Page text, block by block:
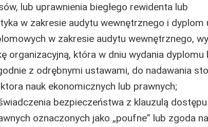
lub uprawnienia biegłego rewidenta lub
w zakresie audytu wewnętrznego i dyplom
w zakresie audytu wewnętrznego,
organizacyjną, która w dniu wydania dyplomu
z odrębnymi ustawami, do nadawania
nauk ekonomicznych lub prawnych;
bezpieczeństwa z klauzulą
oznaczonych jako „poufne” lub zgoda na